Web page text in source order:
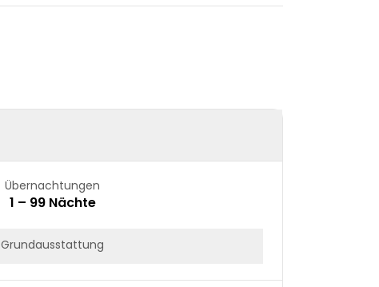
Übernachtungen
1 – 99 Nächte
Grundausstattung